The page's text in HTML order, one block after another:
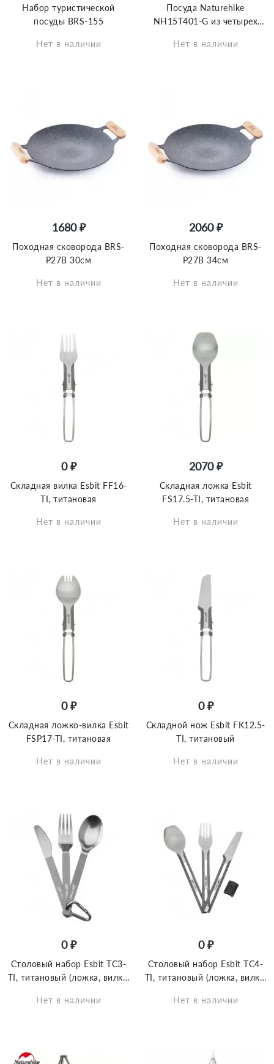
Набор туристической
посуды BRS-155
Нет в наличии
Посуда Naturehike
NH15T401-G из четырех
Нет в наличии
1680 ₽
Походная сковорода BRS-
P27B 30см
Нет в наличии
2060 ₽
Походная сковорода BRS-
P27B 34см
Нет в наличии
0 ₽
Складная вилка Esbit FF16-
TI, титановая
Нет в наличии
2070 ₽
Складная ложка Esbit
FS17.5-TI, титановая
Нет в наличии
0 ₽
Складная ложко-вилка Esbit
FSP17-TI, титановая
Нет в наличии
0 ₽
Складной нож Esbit FK12.5-
TI, титановый
Нет в наличии
0 ₽
Столовый набор Esbit TC3-
TI, титановый (ложка, вилка,
Нет в наличии
0 ₽
Столовый набор Esbit TC4-
TI, титановый (ложка, вилка,
держателем
Нет в наличии